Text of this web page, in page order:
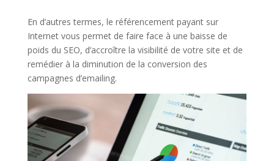
En d’autres termes, le référencement payant sur
Internet vous permet de faire face à une baisse de
poids du SEO, d’accroître la visibilité de votre site et de
remédier à la diminution de la conversion des
campagnes d’emailing.